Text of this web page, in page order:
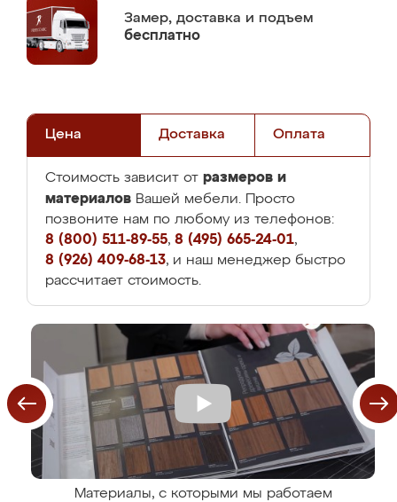
Замер, доставка и подъем
бесплатно
Цена Доставка Оплата
Стоимость зависит от размеров и
материалов Вашей мебели. Просто
позвоните нам по любому из телефонов:
8 (800) 511-89-55, 8 (495) 665-24-01,
8 (926) 409-68-13, и наш менеджер быстро
рассчитает стоимость.
Материалы, с которыми мы работаем